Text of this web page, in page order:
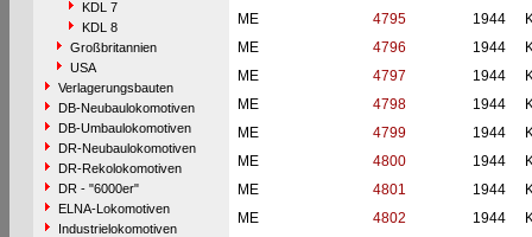
KDL 7
KDL 8
Großbritannien
USA
Verlagerungsbauten
DB-Neubaulokomotiven
DB-Umbaulokomotiven
DR-Neubaulokomotiven
DR-Rekolokomotiven
DR - "6000er"
ELNA-Lokomotiven
Industrielokomotiven
ME
4795 1944
ME
4796 1944
ME
4797 1944
ME
4798 1944
ME
4799 1944
ME
4800 1944
ME
4801 1944
ME
4802 1944